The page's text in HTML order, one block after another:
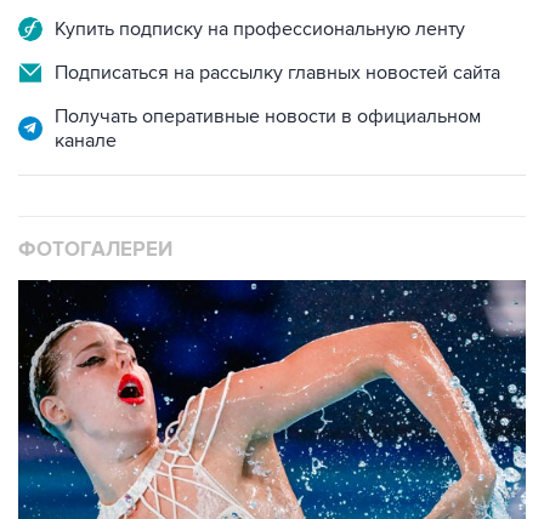
Купить подписку на профессиональную ленту
Подписаться на рассылку главных новостей сайта
Получать оперативные новости в официальном
канале
ФОТОГАЛЕРЕИ